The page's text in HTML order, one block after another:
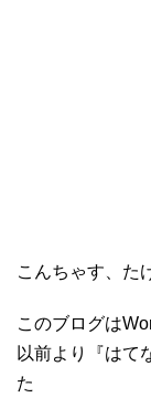
こんちゃす、た
このブログは
以前より『はて
た